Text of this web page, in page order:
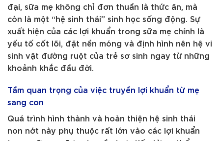
đại, sữa mẹ không chỉ đơn thuần là thức ăn, mà
còn là một “hệ sinh thái” sinh học sống động. Sự
xuất hiện của các lợi khuẩn trong sữa mẹ chính là
yếu tố cốt lõi, đặt nền móng và định hình nên hệ vi
sinh vật đường ruột của trẻ sơ sinh ngay từ những
khoảnh khắc đầu đời.
Tầm quan trọng của việc truyền lợi khuẩn từ mẹ
sang con
Quá trình hình thành và hoàn thiện hệ sinh thái
non nớt này phụ thuộc rất lớn vào các lợi khuẩn